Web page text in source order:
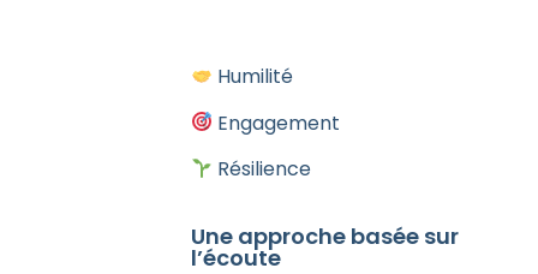
Humilité
Engagement
Résilience
Une approche basée sur
l’écoute